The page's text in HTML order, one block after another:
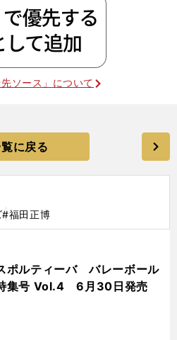
ソース」について
に戻る
#福田正博
ポルティーバ バレーボール
集号 Vol.4 6月30日発売